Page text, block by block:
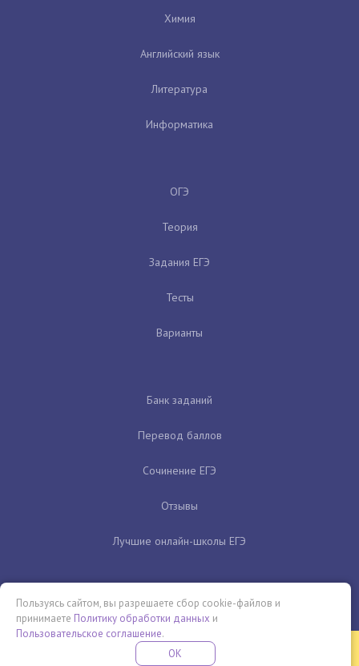
Химия
Английский язык
Литература
Информатика
ОГЭ
Теория
Задания ЕГЭ
Тесты
Варианты
Банк заданий
Перевод баллов
Сочинение ЕГЭ
Отзывы
Лучшие онлайн-школы ЕГЭ
Бесплатная летняя школа
Пользуясь сайтом, вы разрешаете сбор cookie-файлов и
принимаете Политику обработки данных и
Пользовательское соглашение.
OK